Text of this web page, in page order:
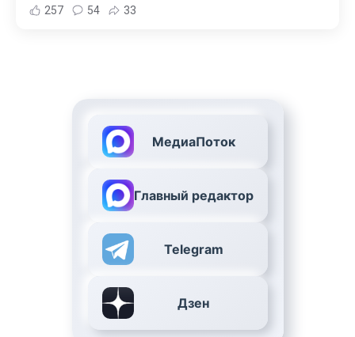
257 54 33
МедиаПоток
Главный редактор
Telegram
Дзен